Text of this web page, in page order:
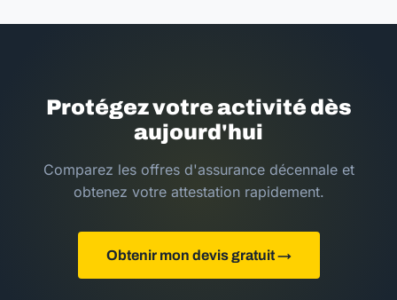
Protégez votre activité dès
aujourd'hui
Comparez les offres d'assurance décennale et
obtenez votre attestation rapidement.
Obtenir mon devis gratuit →